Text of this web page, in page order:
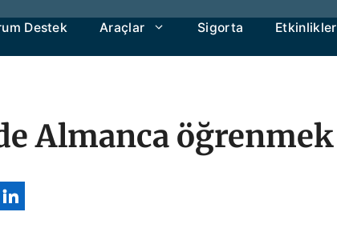
Destek Araçlar Sigorta Etkinlikler
Almanca öğrenmek